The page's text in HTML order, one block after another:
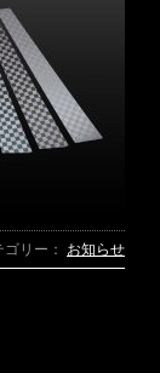
ゴリー： お知らせ